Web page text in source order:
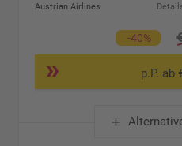
Austrian Airlines
-40%
p.P. ab